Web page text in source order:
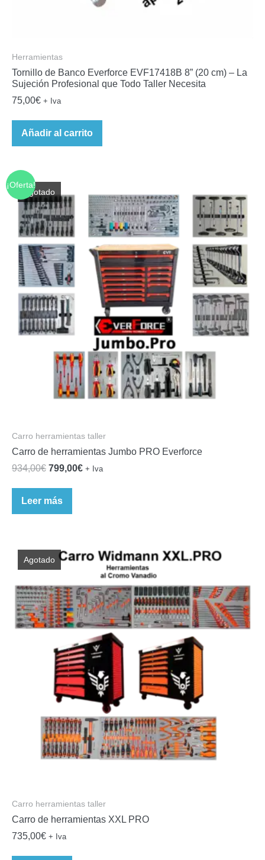
Herramientas
Tornillo de Banco Everforce EVF17418B 8” (20 cm) – La
Sujeción Profesional que Todo Taller Necesita
75,00€ + Iva
Añadir al carrito
¡Oferta!
Agotado
Carro herramientas taller
Carro de herramientas Jumbo PRO Everforce
934,00€ El
original
era:
799,00€El+ Iva
Leer más
Agotado
Carro herramientas taller
Carro de herramientas XXL PRO
735,00€ + Iva